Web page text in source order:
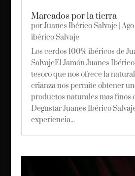
Marcados por la tierra
porJuanes Ibérico Salvaje|
ibérico Salvaje
Los cerdos 100% ibéricos de
SalvajeEl Jamón Juanes
tesoro que nos ofrece la
crianza nos permite obtener
productos naturales mas finos
Degustar Juanes Ibérico
experiencia...